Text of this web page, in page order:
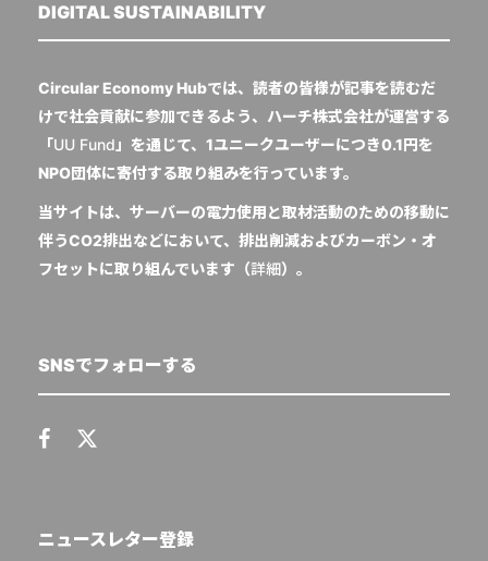
DIGITAL SUSTAINABILITY
Circular Economy Hubでは、読者の皆様が記事を読むだ
けで社会貢献に参加できるよう、ハーチ株式会社が運営する
「UU Fund 」を通じて、1ユニークユーザーにつき0.1円を
NPO団体に寄付する取り組みを行っています。
当サイトは、サーバーの電力使用と取材活動のための移動に
伴うCO2排出などにおいて、排出削減およびカーボン・オ
フセットに取り組んでいます（詳細）。
SNSでフォローする
ニュースレター登録